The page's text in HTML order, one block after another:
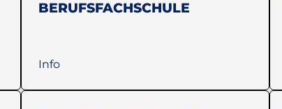
BERUFSFACHSCHULE
Info